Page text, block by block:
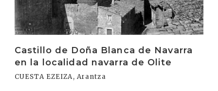
Castillo de Doña Blanca de Navarra
en la localidad navarra de Olite
CUESTA EZEIZA, Arantza